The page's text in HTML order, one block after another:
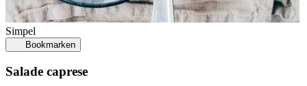
Simpel
Bookmarken
Salade caprese